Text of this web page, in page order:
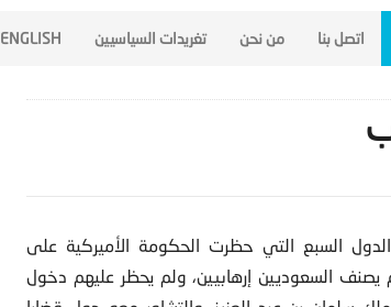
اتصل بنا من نحن تغريدات السياسيين ENGLISH
السبع التي حظرت الحكومة الأميركية على
يصنف السعوديين إرهابيين، ولم يحظر عليهم دخول